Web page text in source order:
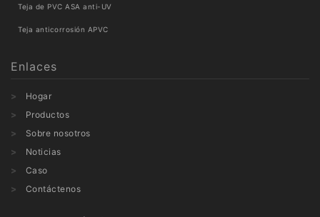
Teja de PVC ASA anti-UV
Teja anticorrosión APVC
Enlaces
Hogar
Productos
Sobre nosotros
Noticias
Caso
Contáctenos